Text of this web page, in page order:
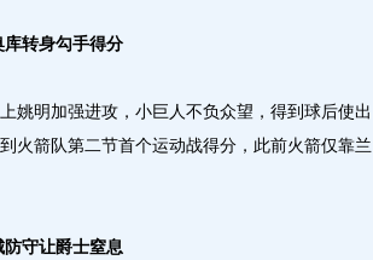
转身勾手得分
明加强进攻，小巨人不负众望，得到球后使出
火箭队第二节首个运动战得分，此前火箭仅靠兰
守让爵士窒息